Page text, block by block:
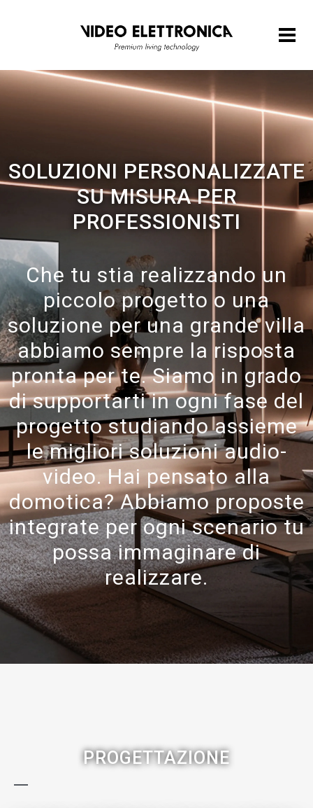
SOLUZIONI PERSONALIZZATE
SU MISURA PER
PROFESSIONISTI
Che tu stia realizzando un
piccolo progetto o una
soluzione per una grande villa
abbiamo sempre la risposta
pronta per te. Siamo in grado
di supportarti in ogni fase del
progetto studiando assieme
le migliori soluzioni audio-
video. Hai pensato alla
domotica? Abbiamo proposte
integrate per ogni scenario tu
possa immaginare di
realizzare.
PROGETTAZIONE